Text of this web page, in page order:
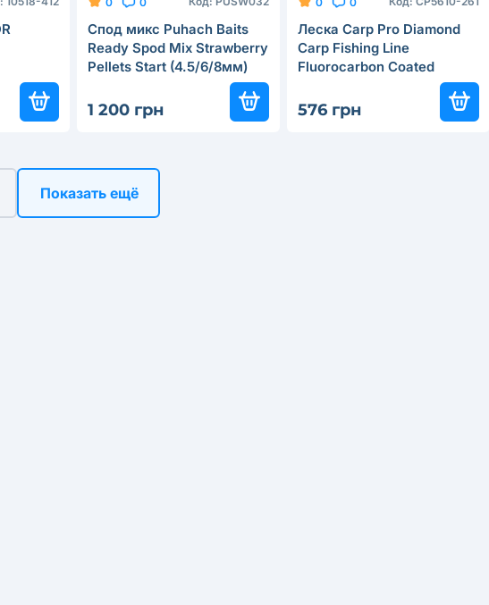
Спод микс Puhach Baits
Ready Spod Mix Strawberry
Pellets Start (4.5/6/8мм)
1 200 грн
Леска Carp Pro Diamond
Carp Fishing Line
Fluorocarbon Coated
Crystal 1000м 0.261мм
576 грн
Показать ещё